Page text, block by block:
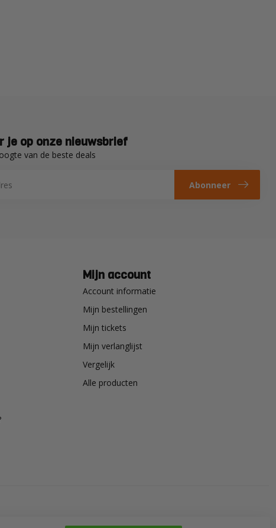
je op onze nieuwsbrief
van de beste deals
Abonneer
Mijn account
Account informatie
Mijn bestellingen
Mijn tickets
Mijn verlanglijst
Vergelijk
Alle producten